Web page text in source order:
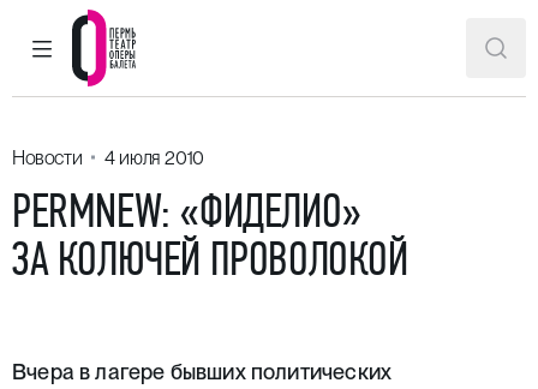
ГЛАВНОЕ МЕНЮ
Пермский театр оперы и балета
Новости 4 июля 2010
PERMNEW: «ФИДЕЛИО»
ЗА КОЛЮЧЕЙ ПРОВОЛОКОЙ
Вчера в лагере бывших политических